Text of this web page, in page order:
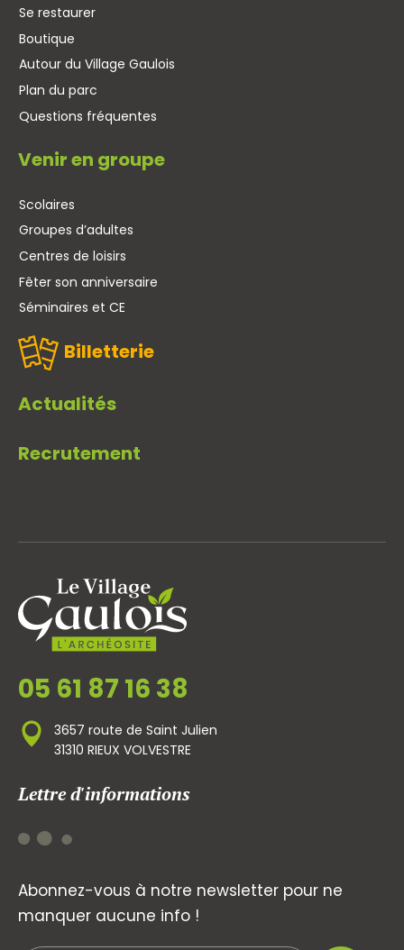
Se restaurer
Boutique
Autour du Village Gaulois
Plan du parc
Questions fréquentes
Venir en groupe
Scolaires
Groupes d’adultes
Centres de loisirs
Fêter son anniversaire
Séminaires et CE
Billetterie
Actualités
Recrutement
05 61 87 16 38
3657 route de Saint Julien
31310 RIEUX VOLVESTRE
Lettre d'informations
Abonnez-vous à notre newsletter pour ne
manquer aucune info !